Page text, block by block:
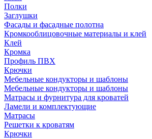
Полки
Заглушки
Фасады и фасадные полотна
Кромкооблицовочные материалы и клей
Клей
Кромка
Профиль ПВХ
Крючки
Мебельные кондукторы и шаблоны
Мебельные кондукторы и шаблоны
Матрасы и фурнитура для кроватей
Ламели и комплектующие
Матрасы
Решетки к кроватям
Крючки